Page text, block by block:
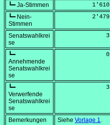
┗━ Ja-Stimmen
          1'610
┗━ Nein-
Stimmen
          2'479
Senatswahlkrei
se
              3
┗━
Annehmende
Senatswahlkrei
se
              0
┗━
Verwerfende
Senatswahlkrei
se
              3
Bemerkungen Siehe Vorlage 1.